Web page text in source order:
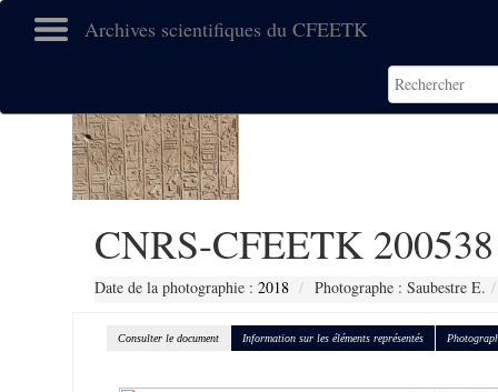
Archives scientifiques du CFEETK
CNRS-CFEETK 200538
Date de la photographie : 2018 Photographe : Saubestre E.
Consulter le document Information sur les éléments représentés